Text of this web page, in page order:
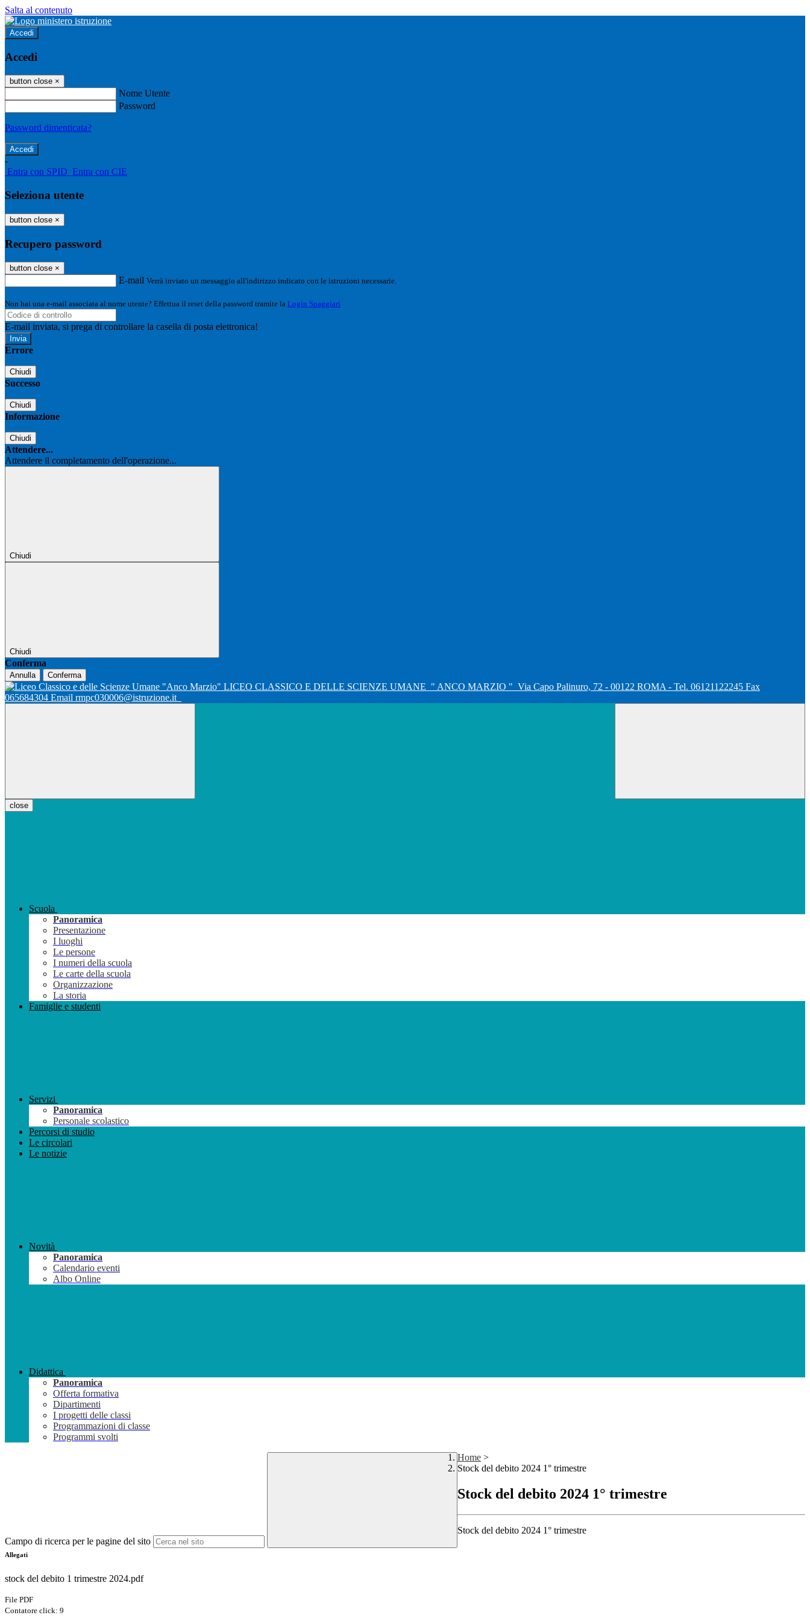
Salta al contenuto
Accedi
Accedi
button close ×
Nome Utente
Password
Password dimenticata?
-
Entra con SPID Entra con CIE
Seleziona utente
button close ×
Recupero password
button close ×
E-mail Verrà inviato un messaggio all'indirizzo indicato con le istruzioni necessarie.
Non hai una e-mail associata al nome utente? Effettua il reset della password tramite la Login Spaggiari
E-mail inviata, si prega di controllare la casella di posta elettronica!
Errore
Chiudi
Successo
Chiudi
Informazione
Chiudi
Attendere...
Attendere il completamento dell'operazione...
Chiudi
Chiudi
Conferma
Annulla Conferma
LICEO CLASSICO E DELLE SCIENZE UMANE " ANCO MARZIO " Via Capo Palinuro, 72 - 00122 ROMA - Tel. 06121122245 Fax
065684304 Email rmpc030006@istruzione.it
close
Scuola
Panoramica
Presentazione
I luoghi
Le persone
I numeri della scuola
Le carte della scuola
Organizzazione
La storia
Famiglie e studenti
Servizi
Panoramica
Personale scolastico
Percorsi di studio
Le circolari
Le notizie
Novità
Panoramica
Calendario eventi
Albo Online
Didattica
Panoramica
Offerta formativa
Dipartimenti
I progetti delle classi
Programmazioni di classe
Programmi svolti
Campo di ricerca per le pagine del sito
Home >
Stock del debito 2024 1° trimestre
Stock del debito 2024 1° trimestre
Stock del debito 2024 1° trimestre
Allegati
stock del debito 1 trimestre 2024.pdf
File PDF
Contatore click: 9